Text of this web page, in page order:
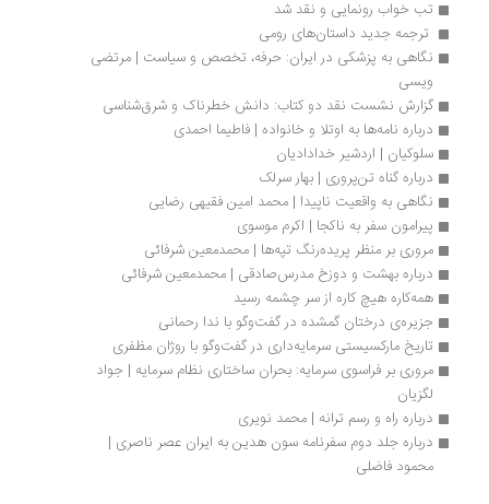
تب خواب رونمایی و نقد شد
ترجمه جدید داستان‌های رومی
نگاهی به پزشکی در ایران: حرفه، تخصص و سیاست | مرتضی
گزارش نشست نقد دو کتاب: دانش خطرناک و شرق‌شناسی
درباره نامه‌ها به اوتلا و خانواده | فاطیما احمدی
سلوکیان | اردشیر خدادادیان
درباره گناه تن‌پروری | بهار سرلک
نگاهی به واقعیت ناپیدا | محمد امین فقیهی رضایی
پیرامون سفر به ناکجا | اکرم موسوی
مروری بر منظر پریده‌رنگ تپه‌ها | محمدمعین شرفائی
درباره بهشت و دوزخ مدرس‌صادقی | محمدمعین شرفائی
همه‌کاره‌ هیچ کاره از سر چشمه رسید
جزیره‌ی درختان گمشده در گفت‌وگو با ندا رحمانی
تاریخ مارکسیستی سرمایه‌داری در گفت‌وگو با روژان مظفری
درباره راه و رسم ترانه | محمد نویری
درباره جلد دوم سفرنامه سون هدین به ایران عصر ناصری |
محمود فاضلی